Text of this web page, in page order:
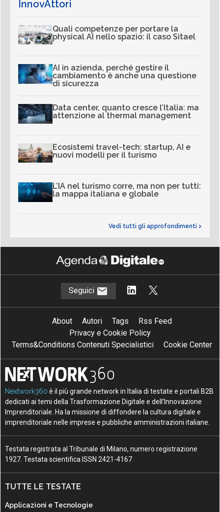
InnovAttori
Quali competenze per portare la
physical AI nello spazio: il caso Sitael
AI in azienda, perché gestire il
cambiamento è anche una questione
di sicurezza
Data center, quanto cresce l’Italia: ma
attenzione al thermal management
Ecosistemi travel-tech: startup, AI e
nuovi modelli per il turismo
L’IA nel turismo corre, ma non per tutti:
la mappa italiana e globale
Vedi tutti gli approfondimenti >
Seguici
About Autori Tags
Rss Feed
Privacy e Cookie Policy
Terms&Conditions Contenuti Specialistici
Cookie Center
Nextwork360 è il più grande network in Italia di testate e portali B2B
dedicati ai temi della Trasformazione Digitale e dell’Innovazione
Imprenditoriale. Ha la missione di diffondere la cultura digitale e
imprenditoriale nelle imprese e pubbliche amministrazioni italiane.
Testata registrata al Tribunale di Milano, numero registrazione
1927. Testata scientifica ISSN 2421-4167
TUTTE LE TESTATE
Applicazioni e Tecnologie